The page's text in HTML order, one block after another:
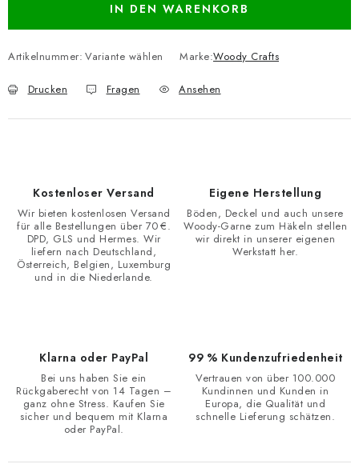
IN DEN WARENKORB
Artikelnummer: Variante wählen Marke:Woody Crafts
Drucken Fragen Ansehen
Kostenloser Versand
Wir bieten kostenlosen Versand
für alle Bestellungen über 70 €.
DPD, GLS und Hermes. Wir
liefern nach Deutschland,
Österreich, Belgien, Luxemburg
und in die Niederlande.
Eigene Herstellung
Böden, Deckel und auch unsere
Woody-Garne zum Häkeln stellen
wir direkt in unserer eigenen
Werkstatt her.
Klarna oder PayPal
Bei uns haben Sie ein
Rückgaberecht von 14 Tagen –
ganz ohne Stress. Kaufen Sie
sicher und bequem mit Klarna
oder PayPal.
99 % Kundenzufriedenheit
Vertrauen von über 100.000
Kundinnen und Kunden in
Europa, die Qualität und
schnelle Lieferung schätzen.